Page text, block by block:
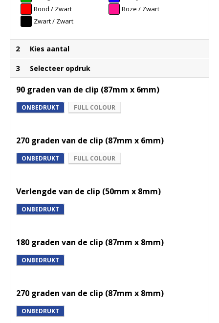
Zwart
Rood / Zwart
Roze / Zwart
Zwart / Zwart
2 Kies aantal
3 Selecteer opdruk
90 graden van de clip (87mm x 6mm)
ONBEDRUKT FULL COLOUR
270 graden van de clip (87mm x 6mm)
ONBEDRUKT FULL COLOUR
Verlengde van de clip (50mm x 8mm)
ONBEDRUKT
180 graden van de clip (87mm x 8mm)
ONBEDRUKT
270 graden van de clip (87mm x 8mm)
ONBEDRUKT